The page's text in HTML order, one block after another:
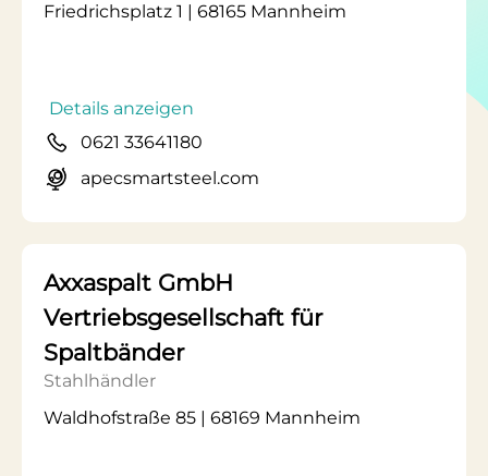
Friedrichsplatz 1 | 68165 Mannheim
Details anzeigen
0621 33641180
apecsmartsteel.com
Axxaspalt GmbH
Vertriebsgesellschaft für
Spaltbänder
Stahlhändler
Waldhofstraße 85 | 68169 Mannheim